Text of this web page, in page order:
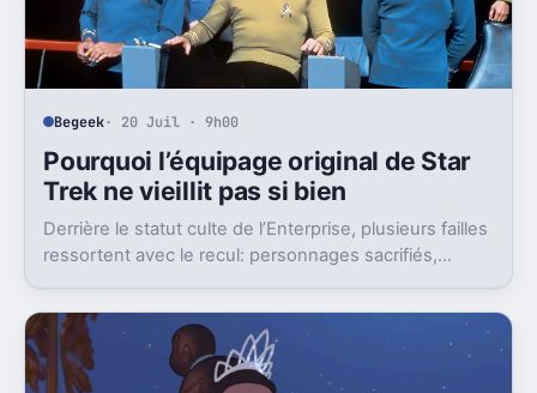
Begeek· 20 Juil · 9h00
Pourquoi l’équipage original de Star
Trek ne vieillit pas si bien
Derrière le statut culte de l’Enterprise, plusieurs failles
ressortent avec le recul: personnages sacrifiés,